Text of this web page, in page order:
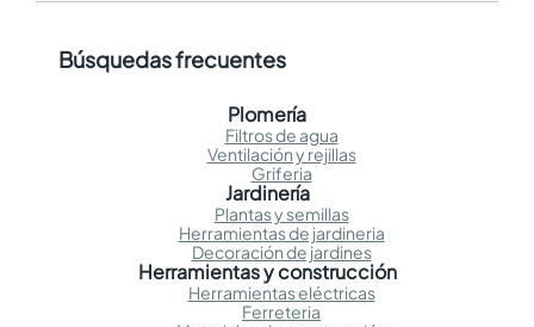
Búsquedas frecuentes
Plomería
Filtros de agua
Ventilación y rejillas
Griferia
Jardinería
Plantas y semillas
Herramientas de jardineria
Decoración de jardines
Herramientas y construcción
Herramientas eléctricas
Ferreteria